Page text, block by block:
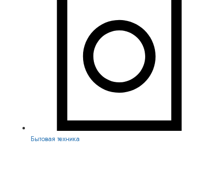
Бытовая техника